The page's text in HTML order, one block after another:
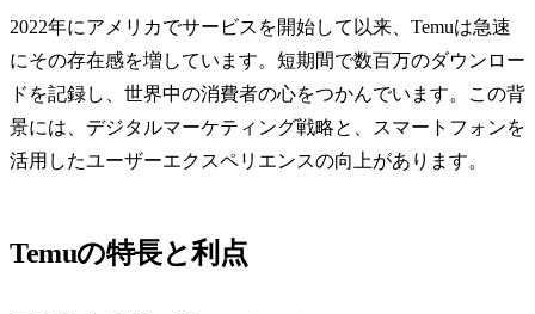
2022年にアメリカでサービスを開始して以来、Temuは急速
にその存在感を増しています。短期間で数百万のダウンロー
ドを記録し、世界中の消費者の心をつかんでいます。この背
景には、デジタルマーケティング戦略と、スマートフォンを
活用したユーザーエクスペリエンスの向上があります。
Temuの特長と利点